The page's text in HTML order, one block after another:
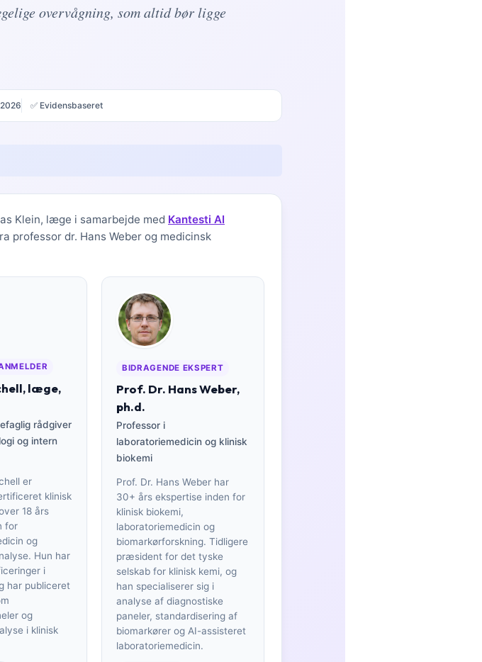
overvågning, som altid bør ligge
✅ Evidensbaseret
Klein, læge i samarbejde med Kantesti AI
professor dr. Hans Weber og medicinsk
læge,
rådgiver
og intern
er
klinisk
18 års
for
og
Hun har
i
har publiceret
og
i klinisk
BIDRAGENDE EKSPERT
Prof. Dr. Hans Weber,
ph.d.
Professor i
laboratoriemedicin og klinisk
biokemi
Prof. Dr. Hans Weber har
30+ års ekspertise inden for
klinisk biokemi,
laboratoriemedicin og
biomarkørforskning. Tidligere
præsident for det tyske
selskab for klinisk kemi, og
han specialiserer sig i
analyse af diagnostiske
paneler, standardisering af
biomarkører og AI-assisteret
laboratoriemedicin.